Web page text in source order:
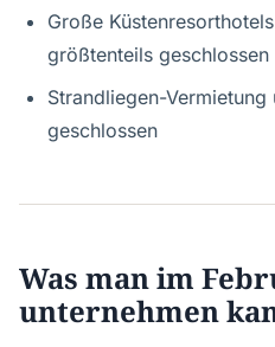
Große
größtenteils geschlossen
Strandliegen-Vermietung
geschlossen
Was man im
unternehmen